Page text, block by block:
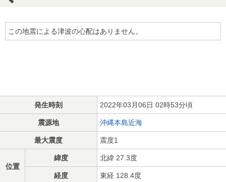
この地震による津波の心配はありません。
発生時刻 2022年03月06日 02時53分頃
震源地 沖縄本島近海
最大震度 震度1
位置
緯度 北緯 27.3度
経度 東経 128.4度